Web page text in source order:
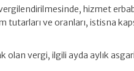
hizmet
tutarları ve oranları, istisna
olan vergi, ilgili ayda aylık